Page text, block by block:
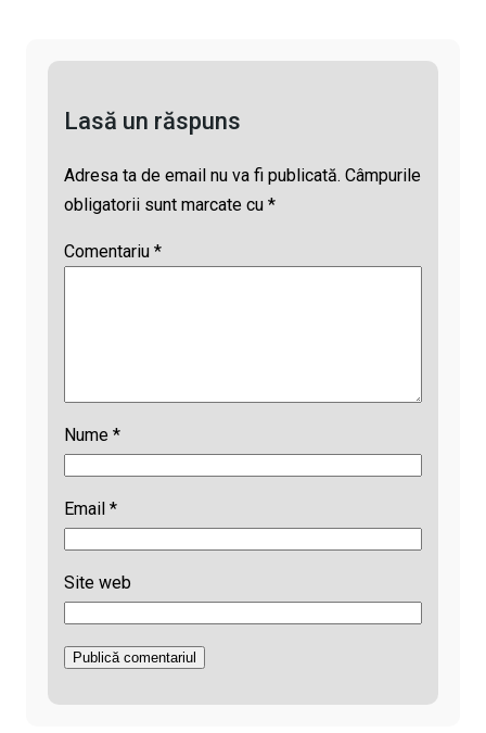
Lasă un răspuns
Adresa ta de email nu va fi publicată. Câmpurile
obligatorii sunt marcate cu *
Comentariu *
Nume *
Email *
Site web